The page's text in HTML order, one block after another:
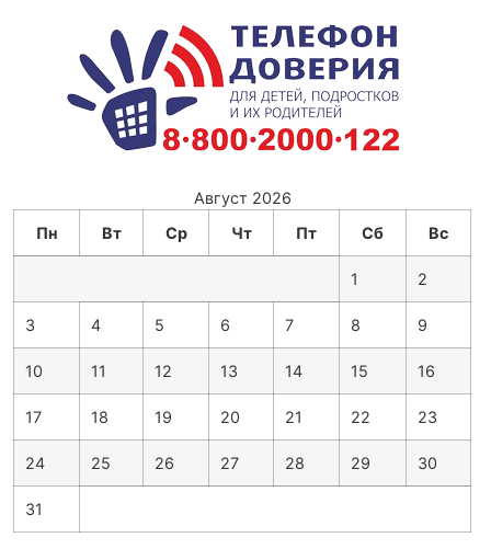
Август 2026
Пн
Вт Ср Чт Пт Сб Вс
1 2
3 4 5 6 7 8 9
10 11 12 13 14 15 16
17 18 19 20 21 22 23
24 25 26 27 28 29 30
31